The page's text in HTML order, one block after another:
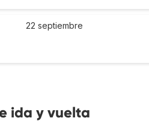
22 septiembre
ida y vuelta